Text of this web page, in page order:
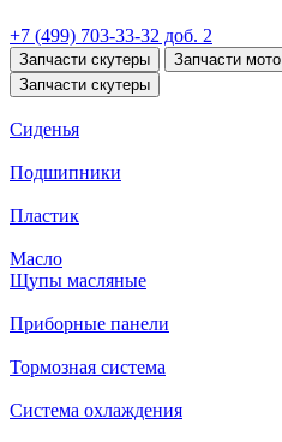
+7 (499) 703-33-32 доб. 2
Запчасти скутеры Запчасти мото
Запчасти скутеры
Сиденья
Подшипники
Пластик
Масло
Щупы масляные
Приборные панели
Тормозная система
Система охлаждения